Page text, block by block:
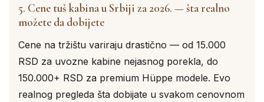
5. Cene tuš kabina u Srbiji za 2026. — šta realno
možete da dobijete
Cene na tržištu variraju drastično — od 15.000
RSD za uvozne kabine nejasnog porekla, do
150.000+ RSD za premium Hüppe modele. Evo
realnog pregleda šta dobijate u svakom cenovnom